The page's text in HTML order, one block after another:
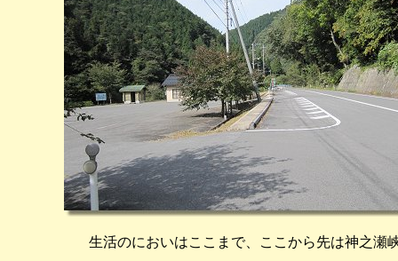
生活のにおいはここまで、ここから先は神之瀬